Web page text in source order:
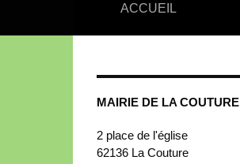
ACCUEIL
MAIRIE DE LA COUTURE
2 place de l'église
62136 La Couture